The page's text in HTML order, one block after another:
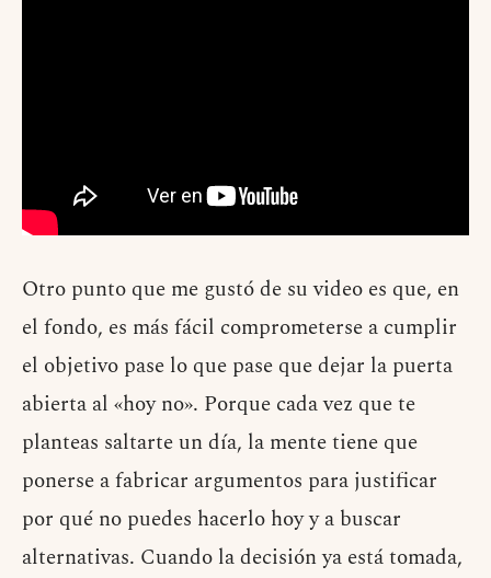
Otro punto que me gustó de su video es que, en
el fondo, es más fácil comprometerse a cumplir
el objetivo pase lo que pase que dejar la puerta
abierta al «hoy no». Porque cada vez que te
planteas saltarte un día, la mente tiene que
ponerse a fabricar argumentos para justificar
por qué no puedes hacerlo hoy y a buscar
alternativas. Cuando la decisión ya está tomada,